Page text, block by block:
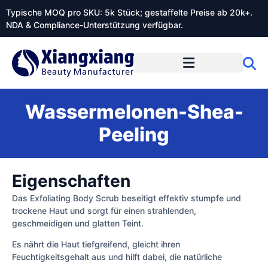
Typische MOQ pro SKU: 5k Stück; gestaffelte Preise ab 20k+.
NDA & Compliance-Unterstützung verfügbar.
Wassermelonen-Shea-
Peeling
Eigenschaften
Das Exfoliating Body Scrub beseitigt effektiv stumpfe und
trockene Haut und sorgt für einen strahlenden,
geschmeidigen und glatten Teint.
Es nährt die Haut tiefgreifend, gleicht ihren
Feuchtigkeitsgehalt aus und hilft dabei, die natürliche